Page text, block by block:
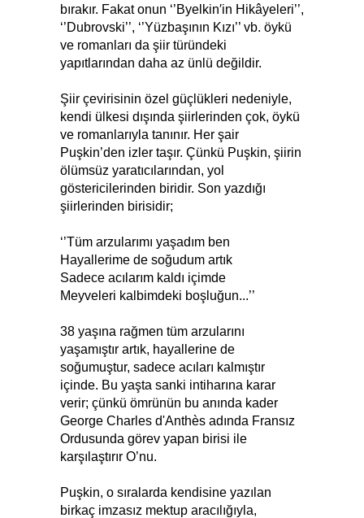
bırakır. Fakat onun ‘’Byelkin′in Hikâyeleri’’,
‘’Dubrovski’’, ‘’Yüzbaşının Kızı’’ vb. öykü
ve romanları da şiir türündeki
yapıtlarından daha az ünlü değildir.
Şiir çevirisinin özel güçlükleri nedeniyle,
kendi ülkesi dışında şiirlerinden çok, öykü
ve romanlarıyla tanınır. Her şair
Puşkin’den izler taşır. Çünkü Puşkin, şiirin
ölümsüz yaratıcılarından, yol
göstericilerinden biridir. Son yazdığı
şiirlerinden birisidir;
‘’Tüm arzularımı yaşadım ben
Hayallerime de soğudum artık
Sadece acılarım kaldı içimde
Meyveleri kalbimdeki boşluğun...’’
38 yaşına rağmen tüm arzularını
yaşamıştır artık, hayallerine de
soğumuştur, sadece acıları kalmıştır
içinde. Bu yaşta sanki intiharına karar
verir; çünkü ömrünün bu anında kader
George Charles d'Anthès adında Fransız
Ordusunda görev yapan birisi ile
karşılaştırır O’nu.
Puşkin, o sıralarda kendisine yazılan
birkaç imzasız mektup aracılığıyla,